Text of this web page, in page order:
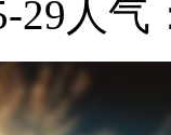
29 人气